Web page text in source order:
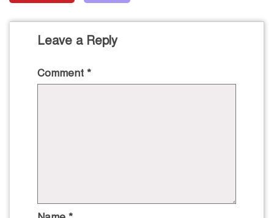
Leave a Reply
Comment *